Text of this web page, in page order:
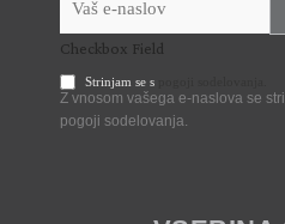
Checkbox Field
Strinjam se s
Z vnosom vašega e-naslova se
pogoji sodelovanja.